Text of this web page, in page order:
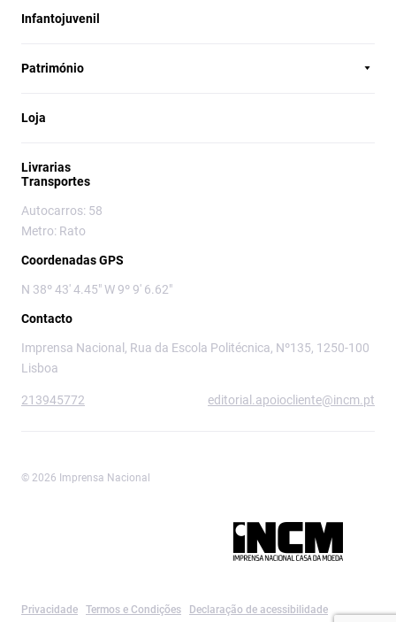
Infantojuvenil
Património
Loja
Livrarias
Transportes
Autocarros: 58
Metro: Rato
Coordenadas GPS
N 38º 43' 4.45" W 9º 9' 6.62"
Contacto
Imprensa Nacional, Rua da Escola Politécnica, Nº135, 1250-100
Lisboa
213945772 editorial.apoiocliente@incm.pt
© 2026 Imprensa Nacional
Privacidade Termos e Condições Declaração de acessibilidade